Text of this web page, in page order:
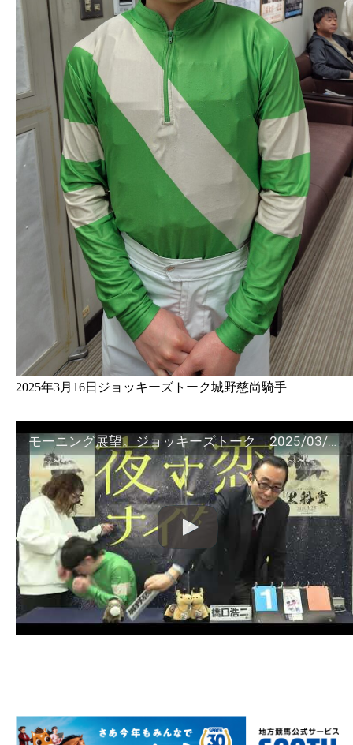
2025年3月16日ジョッキーズトーク城野慈尚騎手
モーニング展望。ジョッキーズトーク 2025/03/16